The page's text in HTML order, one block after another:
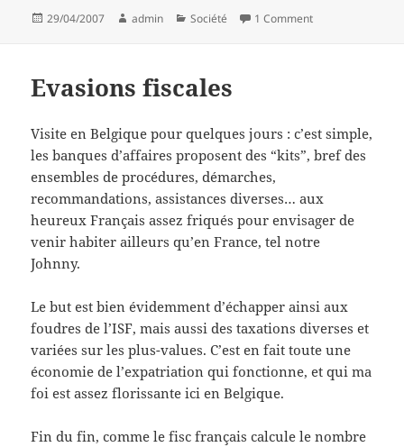
Posted
29/04/2007 Author
admin Categories
Société 1 Commenton Tel Visas
Evasions fiscales
Visite en Belgique pour quelques jours : c’est simple,
les banques d’affaires proposent des “kits”, bref des
ensembles de procédures, démarches,
recommandations, assistances diverses… aux
heureux Français assez friqués pour envisager de
venir habiter ailleurs qu’en France, tel notre
Johnny.
Le but est bien évidemment d’échapper ainsi aux
foudres de l’ISF, mais aussi des taxations diverses et
variées sur les plus-values. C’est en fait toute une
économie de l’expatriation qui fonctionne, et qui ma
foi est assez florissante ici en Belgique.
Fin du fin, comme le fisc français calcule le nombre